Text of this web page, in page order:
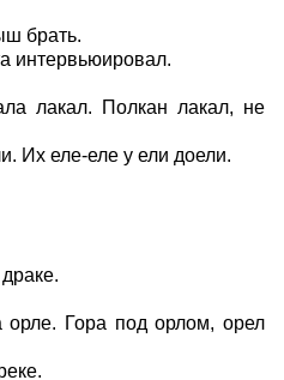
брать.
интервьюировал.
лакал. Полкан лакал, не
Их еле-еле у ели доели.
Гора под орлом, орел